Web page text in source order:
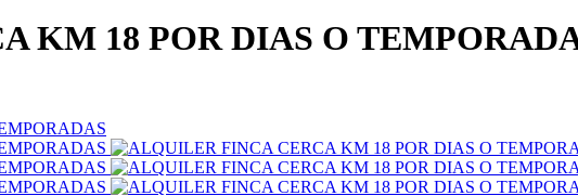
KM 18 POR DIAS O